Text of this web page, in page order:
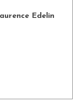
Edelin